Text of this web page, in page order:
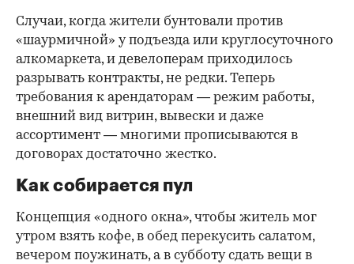
Случаи, когда жители бунтовали против
«шаурмичной» у подъезда или круглосуточного
алкомаркета, и девелоперам приходилось
разрывать контракты, не редки. Теперь
требования к арендаторам — режим работы,
внешний вид витрин, вывески и даже
ассортимент — многими прописываются в
договорах достаточно жестко.
Как собирается пул
Концепция «одного окна», чтобы житель мог
утром взять кофе, в обед перекусить салатом,
вечером поужинать, а в субботу сдать вещи в